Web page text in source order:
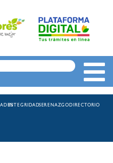
INTEGRIDADSERENAZGODIRECTORIO